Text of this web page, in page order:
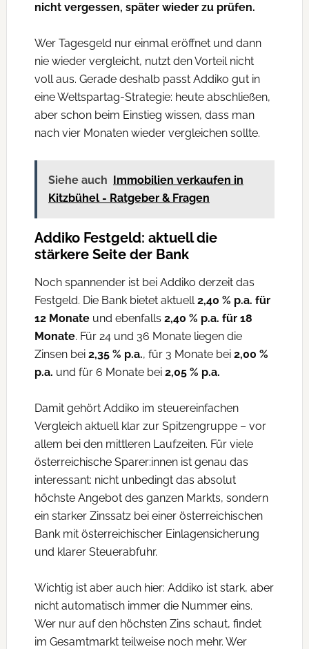
nicht vergessen, später wieder zu prüfen.
Wer Tagesgeld nur einmal eröffnet und dann
nie wieder vergleicht, nutzt den Vorteil nicht
voll aus. Gerade deshalb passt Addiko gut in
eine Weltspartag-Strategie: heute abschließen,
aber schon beim Einstieg wissen, dass man
nach vier Monaten wieder vergleichen sollte.
Siehe auch Immobilien verkaufen in
Kitzbühel - Ratgeber & Fragen
Addiko Festgeld: aktuell die
stärkere Seite der Bank
Noch spannender ist bei Addiko derzeit das
Festgeld. Die Bank bietet aktuell2,40 % p.a. für
12 Monateund ebenfalls 2,40 % p.a. für 18
Monate. Für 24 und 36 Monate liegen die
Zinsen bei 2,35 % p.a., für 3 Monate bei 2,00 %
p.a. und für 6 Monate bei 2,05 % p.a.
Damit gehört Addiko im steuereinfachen
Vergleich aktuell klar zur Spitzengruppe – vor
allem bei den mittleren Laufzeiten. Für viele
österreichische Sparer:innen ist genau das
interessant: nicht unbedingt das absolut
höchste Angebot des ganzen Markts, sondern
ein starker Zinssatz bei einer österreichischen
Bank mit österreichischer Einlagensicherung
und klarer Steuerabfuhr.
Wichtig ist aber auch hier: Addiko ist stark, aber
nicht automatisch immer die Nummer eins.
Wer nur auf den höchsten Zins schaut, findet
im Gesamtmarkt teilweise noch mehr. Wer